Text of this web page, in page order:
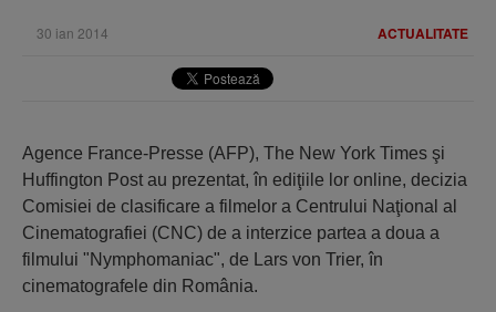
ACTUALITATE
30 ian 2014
Agence France-Presse (AFP), The New York Times şi
Huffington Post au prezentat, în ediţiile lor online, decizia
Comisiei de clasificare a filmelor a Centrului Naţional al
Cinematografiei (CNC) de a interzice partea a doua a
filmului "Nymphomaniac", de Lars von Trier, în
cinematografele din România.